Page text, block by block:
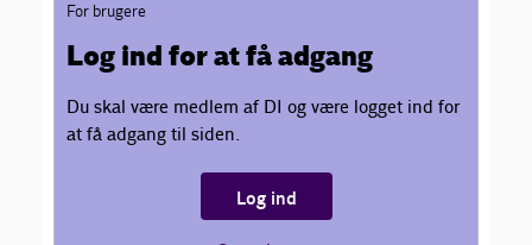
For brugere
Log ind for at få adgang
Du skal være medlem af DI og være logget ind for
at få adgang til siden.
Log ind